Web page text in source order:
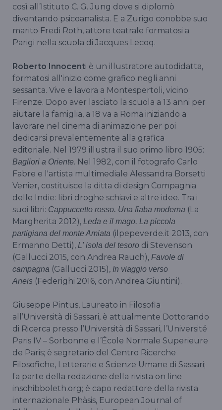
così all’Istituto C. G. Jung dove si diplomò
diventando psicoanalista. E a Zurigo conobbe suo
marito Fredi Roth, attore teatrale formatosi a
Parigi nella scuola di Jacques Lecoq.
Roberto Innocenti è un illustratore autodidatta,
formatosi all'inizio come grafico negli anni
sessanta. Vive e lavora a Montespertoli, vicino
Firenze. Dopo aver lasciato la scuola a 13 anni per
aiutare la famiglia, a 18 va a Roma iniziando a
lavorare nel cinema di animazione per poi
dedicarsi prevalentemente alla grafica
editoriale. Nel 1979 illustra il suo primo libro 1905:
Bagliori a Oriente. Nel 1982, con il fotografo Carlo
Fabre e l'artista multimediale Alessandra Borsetti
Venier, costituisce la ditta di design Compagnia
delle Indie: libri droghe schiavi e altre idee. Tra i
suoi libri: Cappuccetto rosso. Una fiaba moderna (La
Margherita 2012), Leda e il mago. La piccola
partigiana del monte Amiata (ilpepeverde.it 2013, con
Ermanno Detti), L' isola del tesoro di Stevenson
(Gallucci 2015, con Andrea Rauch), Favole di
campagna (Gallucci 2015), In viaggio verso
Aneis (Federighi 2016, con Andrea Giuntini).
Giuseppe Pintus, Laureato in Filosofia
all’Università di Sassari, è attualmente Dottorando
di Ricerca presso l’Università di Sassari, l’Université
Paris IV – Sorbonne e l’École Normale Superieure
de Paris; è segretario del Centro Ricerche
Filosofiche, Letterarie e Scienze Umane di Sassari;
fa parte della redazione della rivista on line
inschibboleth.org; è capo redattore della rivista
internazionale Phàsis, European Journal of